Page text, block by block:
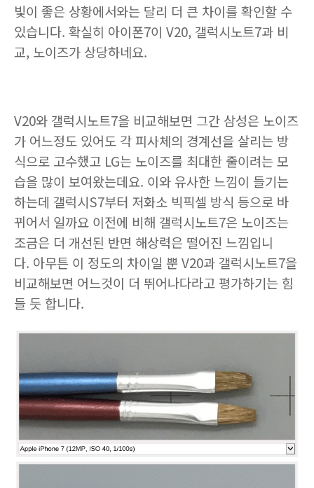
빛이 좋은 상황에서와는 달리 더 큰 차이를 확인할 수
있습니다. 확실히 아이폰7이 V20, 갤럭시노트7과 비
교, 노이즈가 상당하네요.
V20와 갤럭시노트7을 비교해보면 그간 삼성은 노이즈
가 어느정도 있어도 각 피사체의 경계선을 살리는 방
식으로 고수했고 LG는 노이즈를 최대한 줄이려는 모
습을 많이 보여왔는데요. 이와 유사한 느낌이 들기는
하는데 갤럭시S7부터 저화소 빅픽셀 방식 등으로 바
뀌어서 일까요 이전에 비해 갤럭시노트7은 노이즈는
조금은 더 개선된 반면 해상력은 떨어진 느낌입니
다. 아무튼 이 정도의 차이일 뿐 V20과 갤럭시노트7을
비교해보면 어느것이 더 뛰어나다라고 평가하기는 힘
들 듯 합니다.